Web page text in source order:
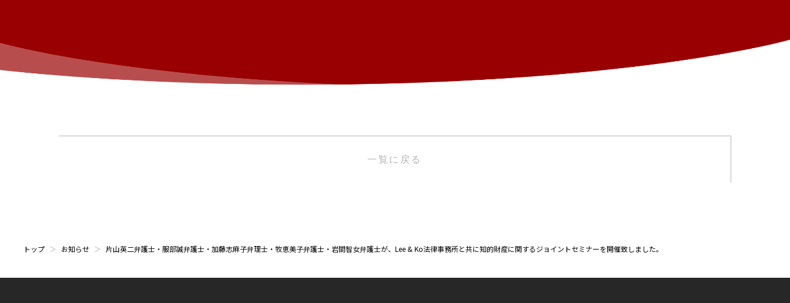
一覧に戻る
トップ お知らせ 片山英二弁護士・服部誠弁護士・加藤志麻子弁理士・牧恵美子弁護士・岩間智女弁護士が、Lee & Ko法律事務所と共に知的財産に関するジョイントセミナーを開催致しました。